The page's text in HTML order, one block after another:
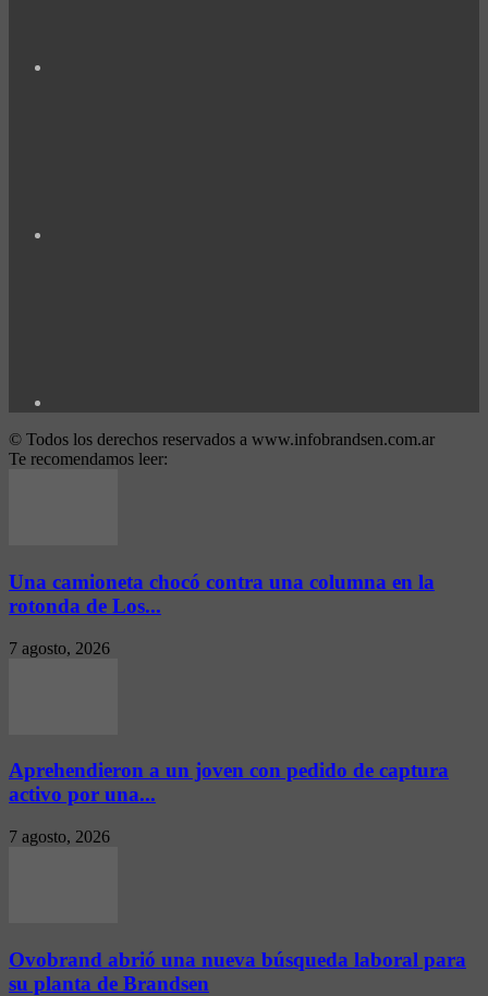
© Todos los derechos reservados a www.infobrandsen.com.ar
Te recomendamos leer:
Una camioneta chocó contra una columna en la
rotonda de Los...
7 agosto, 2026
Aprehendieron a un joven con pedido de captura
activo por una...
7 agosto, 2026
Ovobrand abrió una nueva búsqueda laboral para
su planta de Brandsen